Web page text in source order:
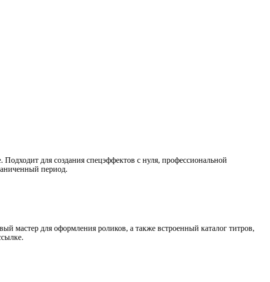
для создания спецэффектов с нуля, профессиональной
период.
мастер для оформления роликов, а также встроенный каталог титров,